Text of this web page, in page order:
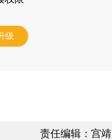
级
责任编辑：宫靖